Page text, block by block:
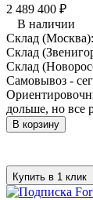
2 489 400 ₽
В наличии
Склад (Москва):
Склад
Склад
Самовывоз -
дольше, но все
В корзину
Купить в 1 клик